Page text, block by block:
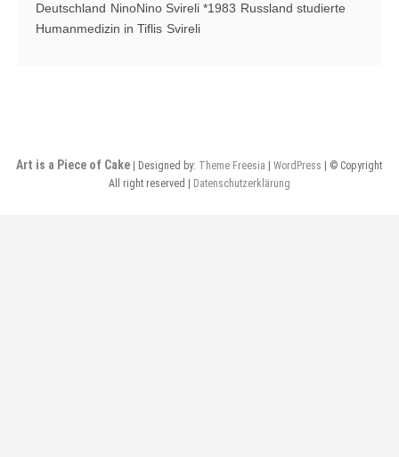
Deutschland NinoNino Svireli *1983 Russland studierte
Humanmedizin in Tiflis Svireli
Art is a Piece of Cake | Designed by: Theme Freesia |WordPress
| © Copyright
All right reserved |
Datenschutzerklärung